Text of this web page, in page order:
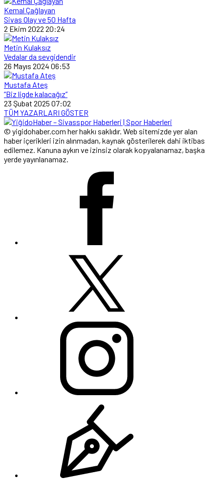
Kemal Çağlayan
Sivas Olay ve 50 Hafta
2 Ekim 2022 20:24
Metin Kulaksız
Vedalar da sevgidendir
26 Mayıs 2024 06:53
Mustafa Ateş
“Biz ligde kalacağız”
23 Şubat 2025 07:02
TÜM YAZARLARI GÖSTER
© yigidohaber.com her hakkı saklıdır. Web sitemizde yer alan
haber içerikleri izin alınmadan, kaynak gösterilerek dahi iktibas
edilemez. Kanuna aykırı ve izinsiz olarak kopyalanamaz, başka
yerde yayınlanamaz.